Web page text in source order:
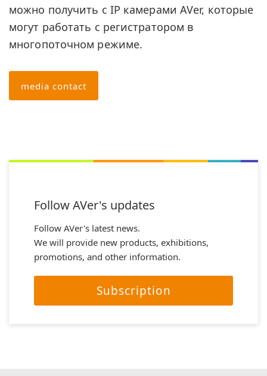
можно получить с IP камерами AVer, которые
могут работать с регистратором в
многопоточном режиме.
media contact
Follow AVer's updates
Follow AVer's latest news.
We will provide new products, exhibitions,
promotions, and other information.
Subscription